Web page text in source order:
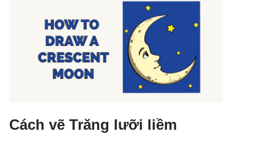
Cách vẽ Trăng lưỡi liềm